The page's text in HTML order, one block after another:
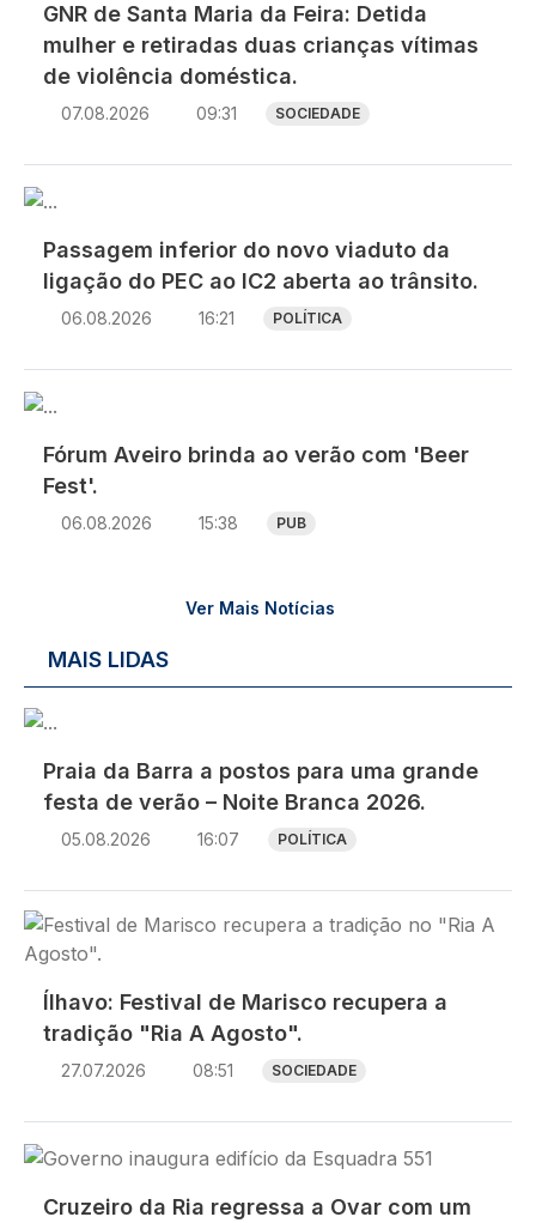
GNR de Santa Maria da Feira: Detida
mulher e retiradas duas crianças vítimas
de violência doméstica.
07.08.2026 09:31 SOCIEDADE
Imagem
Passagem inferior do novo viaduto da
ligação do PEC ao IC2 aberta ao trânsito.
06.08.2026 16:21 POLÍTICA
Imagem
Fórum Aveiro brinda ao verão com 'Beer
Fest'.
06.08.2026 15:38 PUB
Ver Mais Notícias
MAIS LIDAS
Imagem
Praia da Barra a postos para uma grande
festa de verão – Noite Branca 2026.
05.08.2026 16:07 POLÍTICA
Imagem
Ílhavo: Festival de Marisco recupera a
tradição "Ria A Agosto".
27.07.2026 08:51 SOCIEDADE
Imagem
Cruzeiro da Ria regressa a Ovar com um